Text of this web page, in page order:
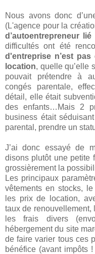
Nous avons donc
(L'agence pour la
d’autoentrepreneur
difficultés ont été
d'entreprise n’est
location, quelle qu’elle
pouvait prétendre à
congés parentale,
détail, elle était
des enfants…Mais 2
business était
parental, prendre un
J’ai donc essayé de
disons plutôt une petite
grossièrement la
Les principaux
vêtements en stocks,
les prix de location,
taux de renouvellement,
les frais divers
hébergement du site
de faire varier tous ces
bénéfice (avant impôts